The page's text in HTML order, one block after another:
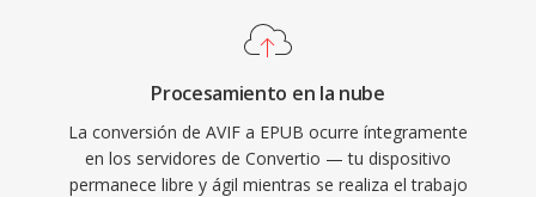
Procesamiento en la nube
La conversión de AVIF a EPUB ocurre íntegramente
en los servidores de Convertio — tu dispositivo
permanece libre y ágil mientras se realiza el trabajo